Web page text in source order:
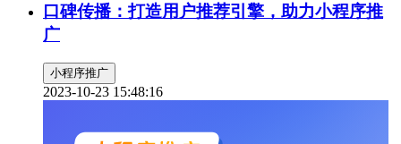
口碑传播：打造用户推荐引擎，助力小程序推
广
小程序推广
2023-10-23 15:48:16